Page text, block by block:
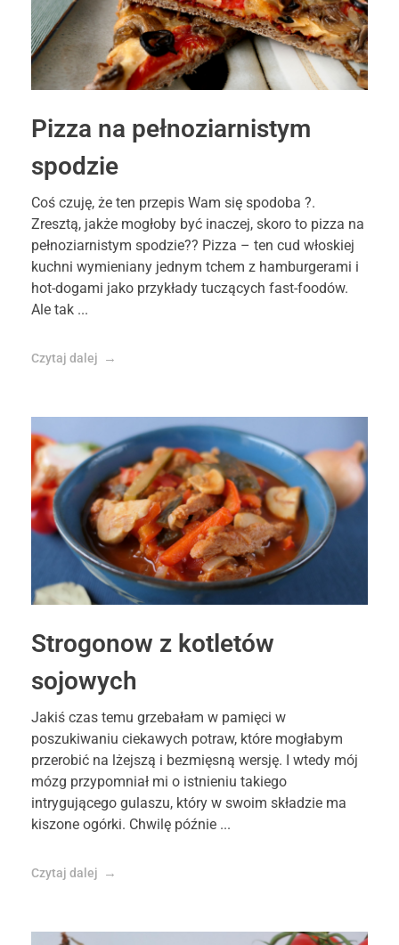
Pizza na pełnoziarnistym
spodzie
Coś czuję, że ten przepis Wam się spodoba ?.
Zresztą, jakże mogłoby być inaczej, skoro to pizza na
pełnoziarnistym spodzie?? Pizza – ten cud włoskiej
kuchni wymieniany jednym tchem z hamburgerami i
hot-dogami jako przykłady tuczących fast-foodów.
Ale tak ...
Czytaj dalej
Strogonow z kotletów
sojowych
Jakiś czas temu grzebałam w pamięci w
poszukiwaniu ciekawych potraw, które mogłabym
przerobić na lżejszą i bezmięsną wersję. I wtedy mój
mózg przypomniał mi o istnieniu takiego
intrygującego gulaszu, który w swoim składzie ma
kiszone ogórki. Chwilę późnie ...
Czytaj dalej